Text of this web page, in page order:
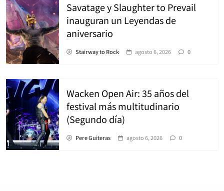
Savatage y Slaughter to Prevail
inauguran un Leyendas de
aniversario
Stairway to Rock agosto 6, 2026 0
Wacken Open Air: 35 años del
festival más multitudinario
(Segundo día)
Pere Guiteras agosto 6, 2026 0